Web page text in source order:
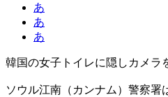
あ
あ
あ
韓国の女子トイレに隠しカメラ
ソウル江南（カンナム）警察